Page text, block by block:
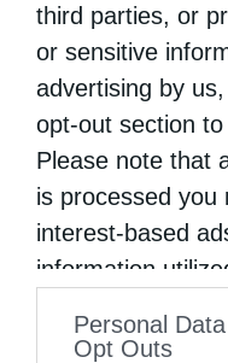
third parties, or
or sensitive
advertising by
opt-out section
Please note that
is processed you
interest-based
information
to your opt-out.
Personal
Opt Outs
ΔΙΟΝΎΣΙΟΣ Ο
ΠΟΛΙΟΎΧΟΣ ΤΩΝ